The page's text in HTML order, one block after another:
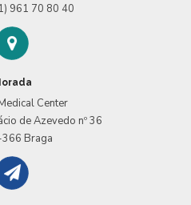
961 70 80 40
Center
de Azevedo nº 36
Braga